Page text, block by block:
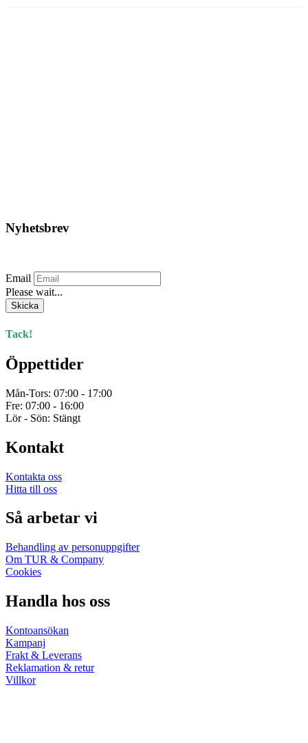
Nyhetsbrev
Email
Please wait...
Skicka
Tack!
Öppettider
Mån-Tors: 07:00 - 17:00
Fre: 07:00 - 16:00
Lör - Sön: Stängt
Kontakt
Kontakta oss
Hitta till oss
Så arbetar vi
Behandling av personuppgifter
Om TUR & Company
Cookies
Handla hos oss
Kontoansökan
Kampanj
Frakt & Leverans
Reklamation & retur
Villkor